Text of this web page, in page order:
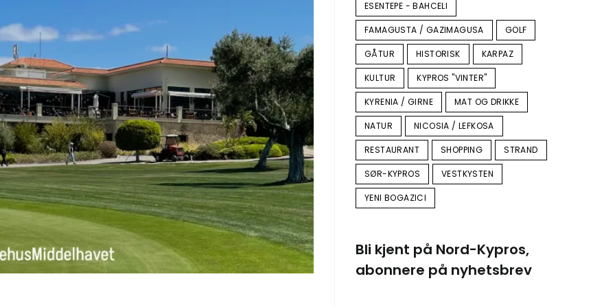
ESENTEPE - BAHCELI
FAMAGUSTA / GAZIMAGUSA GOLF
GÅTUR HISTORISK KARPAZ
KULTUR KYPROS "VINTER"
KYRENIA / GIRNE MAT OG DRIKKE
NATUR NICOSIA / LEFKOSA
RESTAURANT SHOPPING STRAND
SØR-KYPROS VESTKYSTEN
YENI BOGAZICI
Bli kjent på Nord-Kypros,
abonnere på nyhetsbrev